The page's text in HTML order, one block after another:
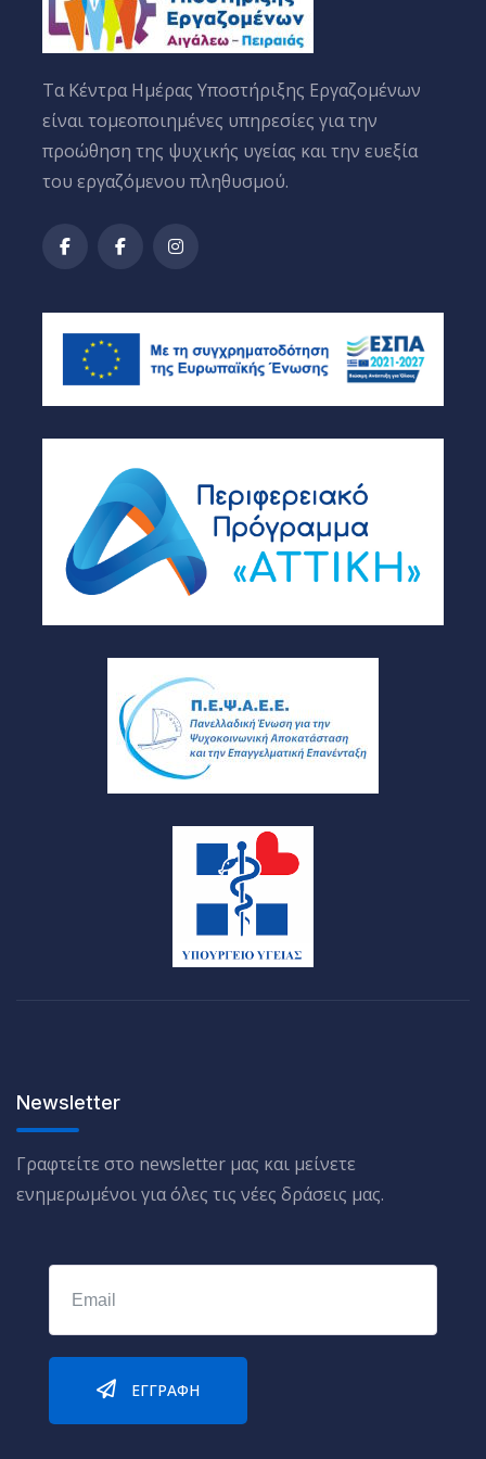
Tα Κέντρα Ημέρας Υποστήριξης Εργαζομένων
είναι τομεοποιημένες υπηρεσίες για την
προώθηση της ψυχικής υγείας και την ευεξία
του εργαζόμενου πληθυσμού.
Newsletter
Γραφτείτε στο newsletter μας και μείνετε
ενημερωμένοι για όλες τις νέες δράσεις μας.
ΕΓΓΡΑΦΉ